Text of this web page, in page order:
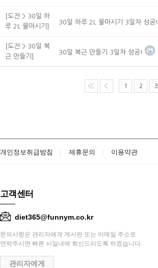
[도전 > 30일 하
루 2L 물마시기]
30일 하루 2L 물마시기 3일차 성공!
[도전 > 30일 복
근 만들기]
30일 복근 만들기 3일차 성공!
1 2 3
개인정보취급방침 제휴문의 이용약관
고객센터
diet365@funnym.co.kr
문의사항은 관리자에게 게시판 또는 이메일 주소로
연락주시면 빠른 시일내에 회신드리도록 하겠습니다.
관리자에게